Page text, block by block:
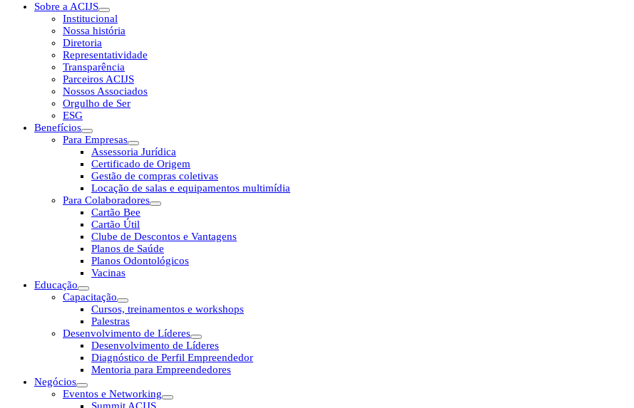
Sobre a ACIJS
Institucional
Nossa história
Diretoria
Representatividade
Transparência
Parceiros ACIJS
Nossos Associados
Orgulho de Ser
ESG
Benefícios
Para Empresas
Assessoria Jurídica
Certificado de Origem
Gestão de compras coletivas
Locação de salas e equipamentos multimídia
Para Colaboradores
Cartão Bee
Cartão Útil
Clube de Descontos e Vantagens
Planos de Saúde
Planos Odontológicos
Vacinas
Educação
Capacitação
Cursos, treinamentos e workshops
Palestras
Desenvolvimento de Líderes
Desenvolvimento de Líderes
Diagnóstico de Perfil Empreendedor
Mentoria para Empreendedores
Negócios
Eventos e Networking